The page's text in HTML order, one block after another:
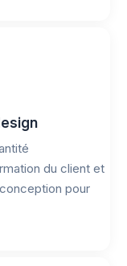
du client et
pour